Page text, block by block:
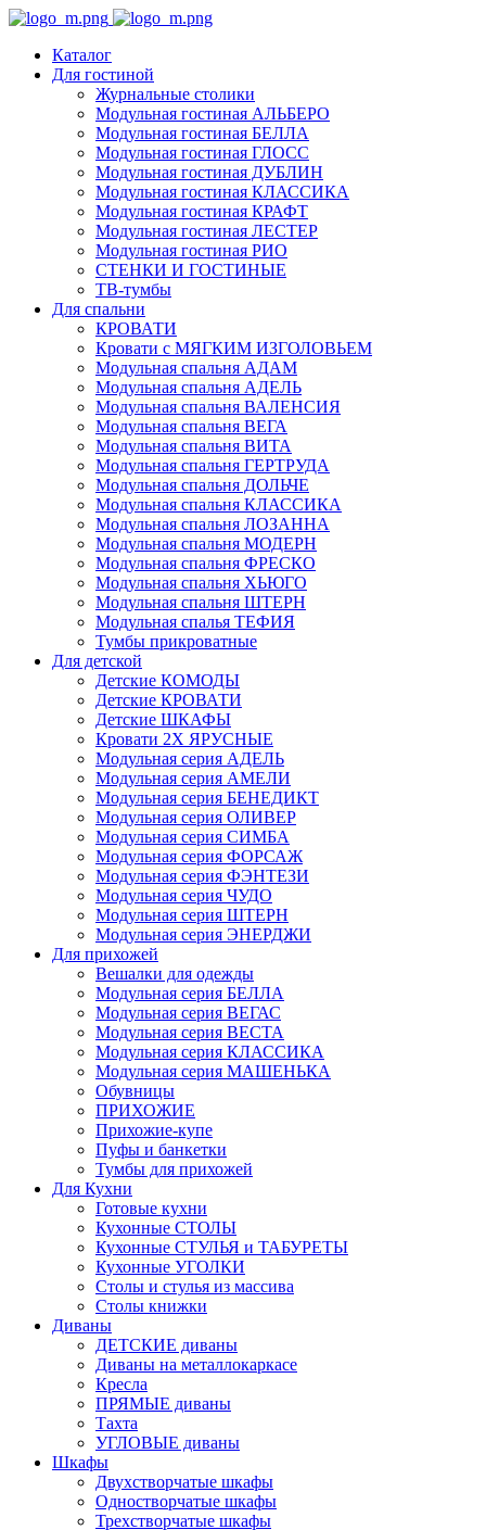
Каталог
Для гостиной
Журнальные столики
Модульная гостиная АЛЬБЕРО
Модульная гостиная БЕЛЛА
Модульная гостиная ГЛОСС
Модульная гостиная ДУБЛИН
Модульная гостиная КЛАССИКА
Модульная гостиная КРАФТ
Модульная гостиная ЛЕСТЕР
Модульная гостиная РИО
СТЕНКИ И ГОСТИНЫЕ
ТВ-тумбы
Для спальни
КРОВАТИ
Кровати с МЯГКИМ ИЗГОЛОВЬЕМ
Модульная спальня АДАМ
Модульная спальня АДЕЛЬ
Модульная спальня ВАЛЕНСИЯ
Модульная спальня ВЕГА
Модульная спальня ВИТА
Модульная спальня ГЕРТРУДА
Модульная спальня ДОЛЬЧЕ
Модульная спальня КЛАССИКА
Модульная спальня ЛОЗАННА
Модульная спальня МОДЕРН
Модульная спальня ФРЕСКО
Модульная спальня ХЬЮГО
Модульная спальня ШТЕРН
Модульная спалья ТЕФИЯ
Тумбы прикроватные
Для детской
Детские КОМОДЫ
Детские КРОВАТИ
Детские ШКАФЫ
Кровати 2Х ЯРУСНЫЕ
Модульная серия АДЕЛЬ
Модульная серия АМЕЛИ
Модульная серия БЕНЕДИКТ
Модульная серия ОЛИВЕР
Модульная серия СИМБА
Модульная серия ФОРСАЖ
Модульная серия ФЭНТЕЗИ
Модульная серия ЧУДО
Модульная серия ШТЕРН
Модульная серия ЭНЕРДЖИ
Для прихожей
Вешалки для одежды
Модульная серия БЕЛЛА
Модульная серия ВЕГАС
Модульная серия ВЕСТА
Модульная серия КЛАССИКА
Модульная серия МАШЕНЬКА
Обувницы
ПРИХОЖИЕ
Прихожие-купе
Пуфы и банкетки
Тумбы для прихожей
Для Кухни
Готовые кухни
Кухонные СТОЛЫ
Кухонные СТУЛЬЯ и ТАБУРЕТЫ
Кухонные УГОЛКИ
Столы и стулья из массива
Столы книжки
Диваны
ДЕТСКИЕ диваны
Диваны на металлокаркасе
Кресла
ПРЯМЫЕ диваны
Тахта
УГЛОВЫЕ диваны
Шкафы
Двухстворчатые шкафы
Одностворчатые шкафы
Трехстворчатые шкафы